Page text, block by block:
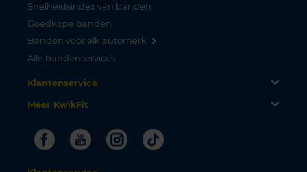
Snelheidsindex van banden
Goedkope banden
Banden voor elk automerk
Alle bandenservices
Klantenservice
Meer KwikFit
FacebookYoutubeInstagram
Tiktok